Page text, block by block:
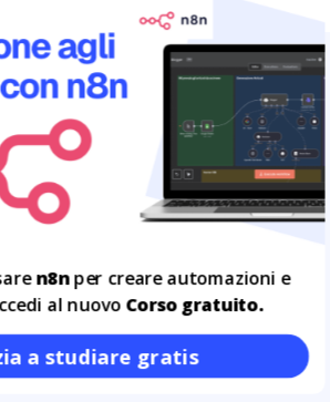
15
LUG
n8nper creare automazioni e
al nuovo Corso gratuito.
a studiare gratis